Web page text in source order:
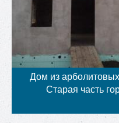
Дом из
Старая часть